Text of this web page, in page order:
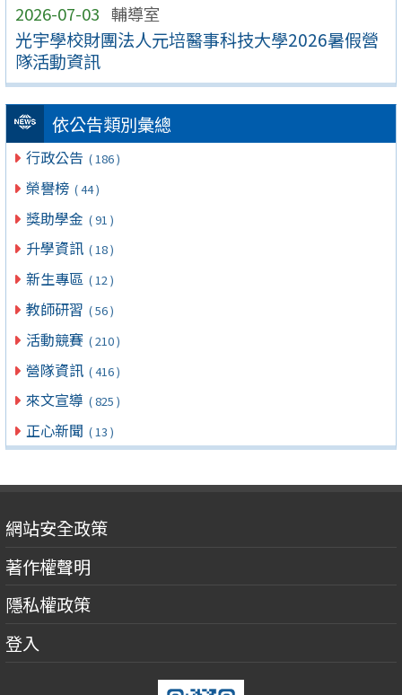
2026-07-03 輔導室
光宇學校財團法人元培醫事科技大學2026暑假營
隊活動資訊
依公告類別彙總
行政公告 ( 186 )
榮譽榜 ( 44 )
獎助學金 ( 91 )
升學資訊 ( 18 )
新生專區 ( 12 )
教師研習 ( 56 )
活動競賽 ( 210 )
營隊資訊 ( 416 )
來文宣導 ( 825 )
正心新聞 ( 13 )
網站安全政策
著作權聲明
隱私權政策
登入